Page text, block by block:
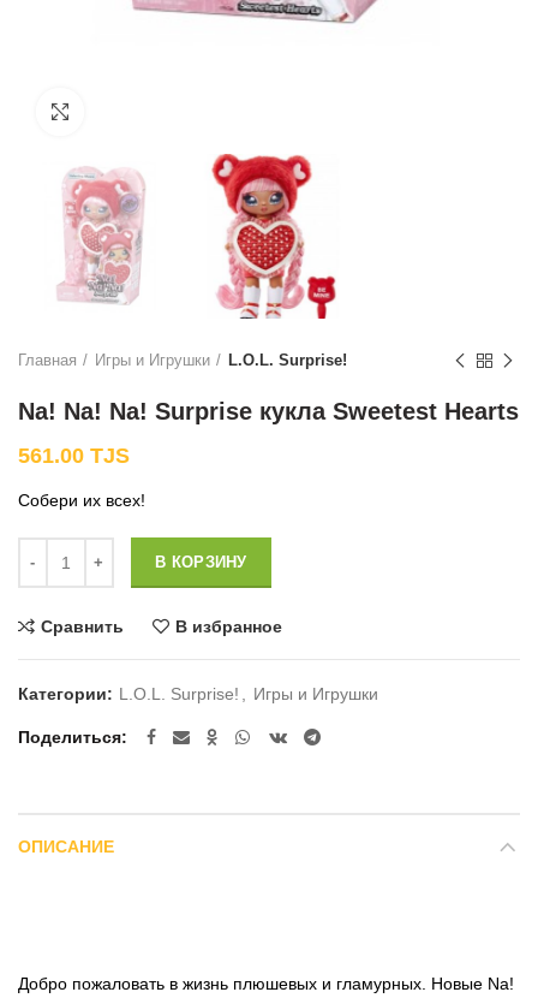
Главная Игры и Игрушки L.O.L. Surprise!
Na! Na! Na! Surprise кукла Sweetest Hearts
561.00 TJS
Собери их всех!
В КОРЗИНУ
Сравнить В избранное
Категории: L.O.L. Surprise! Игры и Игрушки
Поделиться
ОПИСАНИЕ
Добро пожаловать в жизнь плюшевых и гламурных. Новые Nа!